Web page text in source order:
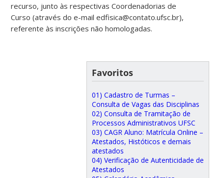
recurso, junto às respectivas Coordenadorias de
Curso (através do e-mail edfisica@contato.ufsc.br),
referente às inscrições não homologadas.
Favoritos
01) Cadastro de Turmas –
Consulta de Vagas das Disciplinas
02) Consulta de Tramitação de
Processos Administrativos UFSC
03) CAGR Aluno: Matrícula Online –
Atestados, Históticos e demais
atestados
04) Verificação de Autenticidade de
Atestados